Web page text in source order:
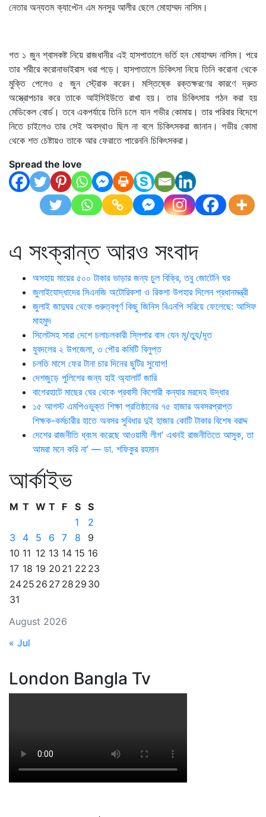
নেতার অন্যতম ক্যাপ্টেন এম মনসুর আলীর ছেলে মোহাম্মদ নাসিম।
গত ১ জুন শ্বাসকষ্ট নিয়ে রাজধানীর এই হাসপাতালে ভর্তি হন মোহাম্মদ নাসিম। পরে
তার শরীরে করোনাভাইরাস ধরা পড়ে। হাসপাতালে চিকিৎসা নিয়ে তিনি করোনা থেকে
মুক্তি পেলেও ৫ জুন স্ট্রোক করেন। মস্তিষ্কে রক্তক্ষরণের কারণে দ্রুত
অস্ত্রোপচার করে তাকে আইসিইউতে রাখা হয়। তার চিকিৎসায় গঠন করা হয়
মেডিকেল বোর্ড। তবে একপর্যায়ে তিনি চলে যান গভীর কোমায়। তার পরিবার বিদেশে
নিতে চাইলেও তার সেই অবস্থাও ছিল না বলে চিকিৎসকরা জানান। গভীর কোমা
থেকে শত চেষ্টায়ও তাকে আর ফেরাতে পারেননি চিকিৎসকরা।
Spread the love
এ সংক্রান্ত আরও সংবাদ
অসহায় মায়ের ৫০০ টাকার ভাড়ার জন্য চুল বিক্রি, তবু জোটেনি ঘর
জুলাইযোদ্ধাদের সিএনজি অটোরিকশা ও রিকশা উপহার দিলেন প্রধানমন্ত্রী
জুলাই জাদুঘর থেকে গুরুত্বপূর্ণ কিছু জিনিস বিএনপি সরিয়ে ফেলেছে: আসিফ
মাহমুদ
সিলেটসহ সারা দেশে চলাচলকারী স্লিপার বাস যেন মৃ/ত্যু/দূত
যুবদলের ২ উপজেলা, ৩ পৌর কমিটি বিলুপ্ত
চলতি মাসে ফের টানা চার দিনের ছুটির সুযোগ!
দেশজুড়ে পুলিশের জন্য হাই অ্যালার্ট জারি
বাগেরহাটে মাছের ঘের থেকে প্রবাসী কিশোরী কন্যার মরদেহ উদ্ধার
১৫ আগস্ট এমপিওভুক্ত শিক্ষা প্রতিষ্ঠানের ৭৫ হাজার অবসরপ্রাপ্ত
শিক্ষক-কর্মচারীর হাতে অবসর সুবিধার দুই হাজার কোটি টাকার বিশেষ বরাদ্দ
দেশের রাজনীতি ধ্বংস করেছে আওয়ামী লীগ’ এখনই রাজনীতিতে আসুক, তা
আমরা মনে করি না’ — ডা. শফিকুর রহমান
আর্কাইভ
August 2026
M T W T F S S
1
2
3
4 5 6 7 8
9
10 11 12 13 14 15 16
17 18 19 20 21 22 23
2425 26 27 28 29 30
31
« Jul
London Bangla Tv